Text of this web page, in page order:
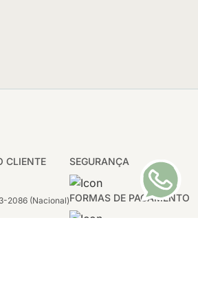
SEGURANÇA
FORMAS DE PAGAMENTO
CLIENTE
2086 (Nacional)